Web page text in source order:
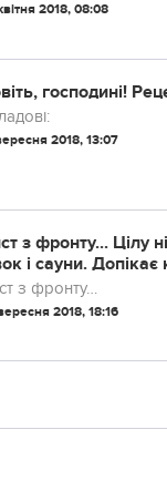
2018, 08:08
господині!
2018, 13:07
з фронту... Цілу
і сауни.
з фронту…
2018, 18:16